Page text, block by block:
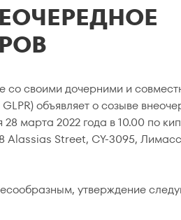
со своими дочерними и
объявляет о созыве
марта 2022 года в 10.00 по
Alassias Street, CY-3095,
утверждение